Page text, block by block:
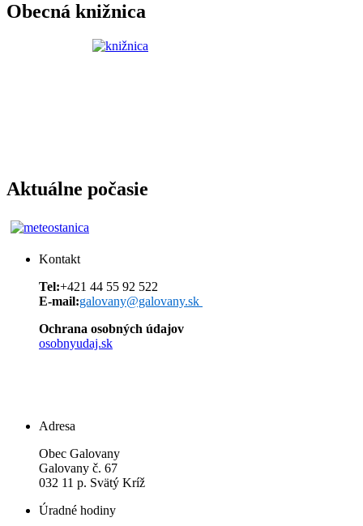
Obecná knižnica
Aktuálne počasie
Kontakt
Tel:+421 44 55 92 522
E-mail:galovany@galovany.sk
Ochrana osobných údajov
osobnyudaj.sk
Adresa
Obec Galovany
Galovany č. 67
032 11 p. Svätý Kríž
Úradné hodiny